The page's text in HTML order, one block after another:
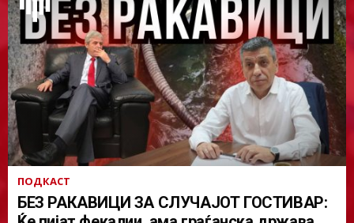
ПОДКАСТ
БЕЗ РАКАВИЦИ ЗА СЛУЧАЈОТ ГОСТИВАР: